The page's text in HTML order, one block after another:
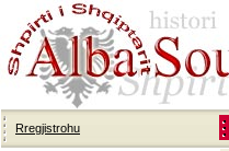
Rregjistrohu